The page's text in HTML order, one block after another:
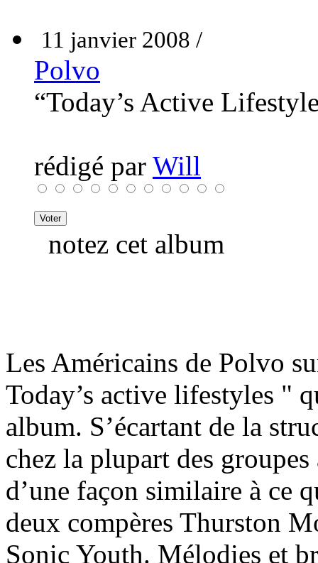
11 janvier 2008 /
Polvo
“Today’s Active
rédigé par Will
notez cet album
Les Américains de Polvo
Today’s active lifestyles "
album. S’écartant de la
chez la plupart des
d’une façon similaire à ce
deux compères Thurston
Sonic Youth. Mélodies et